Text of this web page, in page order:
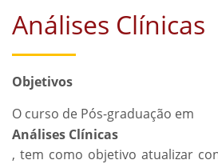
Análises Clínicas
Objetivos
O curso de Pós-graduação em
Análises Clínicas
, tem como objetivo atualizar